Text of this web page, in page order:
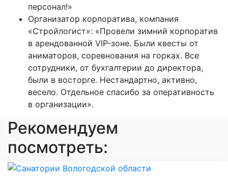
персонал!»
Организатор корпоратива, компания
«Стройлогист»: «Провели зимний корпоратив
в арендованной VIP-зоне. Были квесты от
аниматоров, соревнования на горках. Все
сотрудники, от бухгалтерии до директора,
были в восторге. Нестандартно, активно,
весело. Отдельное спасибо за оперативность
в организации».
Рекомендуем
посмотреть: